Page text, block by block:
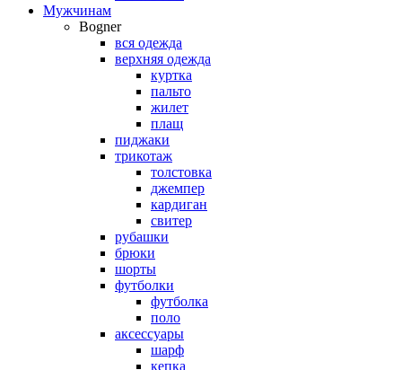
Мужчинам
Bogner
вся одежда
верхняя одежда
куртка
пальто
жилет
плащ
пиджаки
трикотаж
толстовка
джемпер
кардиган
свитер
рубашки
брюки
шорты
футболки
футболка
поло
аксессуары
шарф
кепка